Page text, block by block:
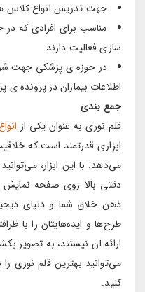
جهت تدریس انواع کلاس
مناسب برای افرادی که
سازی فعالیت دارند.
در حوزه ی پزشکی جهت
اطلاعات بیماران در پرونده ی
جمع بندی
قلم نوری به عنوان یکی از
ابزاری قدرتمند است که
می‌دهد. با این ابزار،
دقتی بالا روی صفحه نمایش
ذهن خلاق شما و دنیای
طرح‌ها و ایده‌هایتان را با
ارائه آن نیستند، به تصویر
می‌توانید بهترین قلم نوری
کنید.